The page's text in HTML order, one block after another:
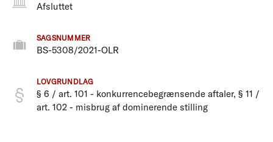
Afsluttet
SAGSNUMMER
BS-5308/2021-OLR
LOVGRUNDLAG
§ 6 / art. 101 - konkurrencebegrænsende aftaler, § 11 /
art. 102 - misbrug af dominerende stilling